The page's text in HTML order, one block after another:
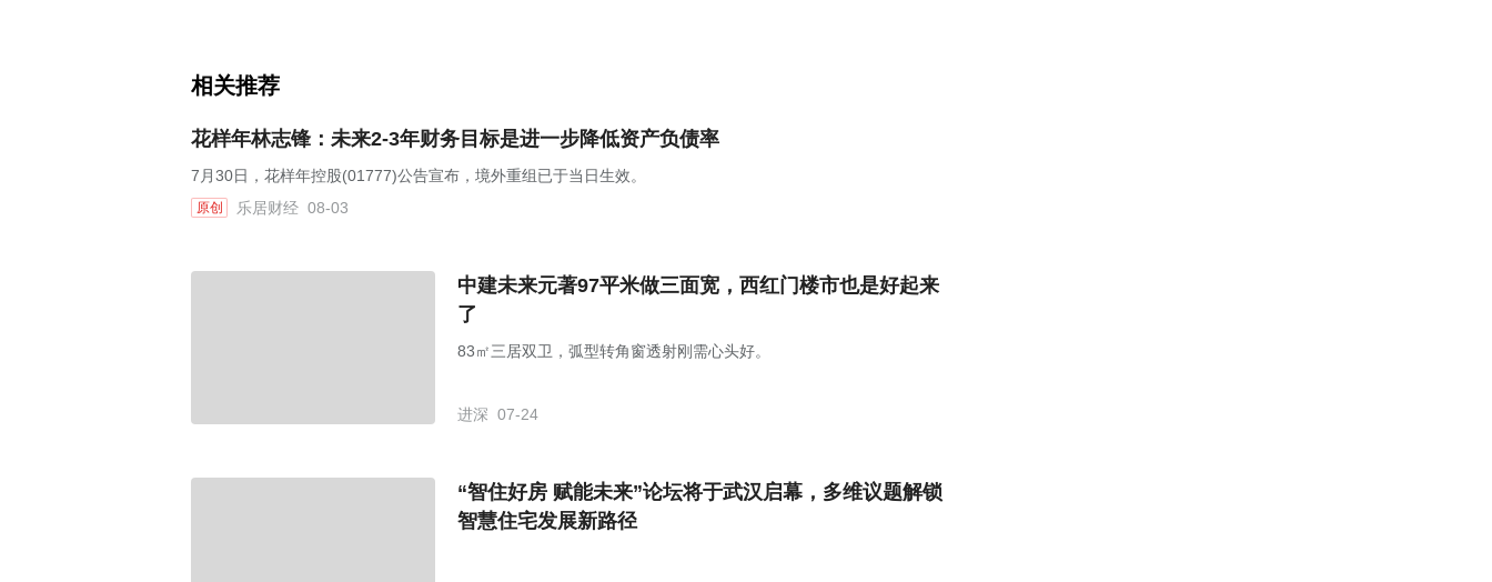
相关推荐
花样年林志锋：未来2-3年财务目标是进一步降低资产负债率
7月30日，花样年控股(01777)公告宣布，境外重组已于当日生效。
原创 乐居财经 08-03
中建未来元著97平米做三面宽，西红门楼市也是好起来
了
83㎡三居双卫，弧型转角窗透射刚需心头好。
进深 07-24
“智住好房 赋能未来”论坛将于武汉启幕，多维议题解锁
智慧住宅发展新路径